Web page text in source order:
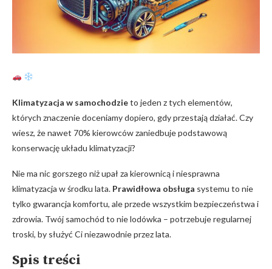
Klimatyzacja ‌w samochodzieto jeden z tych elementów,
których znaczenie doceniamy dopiero, gdy‍ przestają działać. Czy
wiesz, że nawet‍ 70% kierowców zaniedbuje podstawową
konserwację układu klimatyzacji?
Nie ma‌ nic gorszego niż upał za kierownicą i niesprawna
klimatyzacja w środku lata. Prawidłowa obsługa systemu to⁤ nie
tylko gwarancja komfortu, ale przede wszystkim bezpieczeństwa i
zdrowia. Twój samochód to‍ nie lodówka – potrzebuje regularnej
troski, by służyć Ci ‍niezawodnie przez lata.
Spis treści